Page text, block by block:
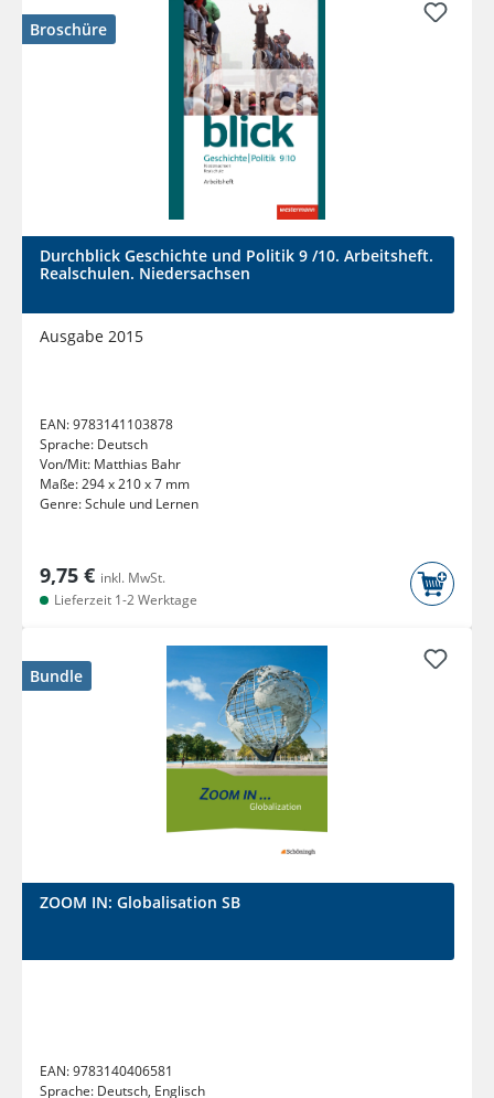
Broschüre
Durchblick Geschichte und Politik 9 /10. Arbeitsheft.
Realschulen. Niedersachsen
Ausgabe 2015
EAN:9783141103878
Sprache: Deutsch
Von/Mit: Matthias Bahr
Maße:294 x 210 x 7 mm
Genre:Schule und Lernen
9,75 € inkl. MwSt.
Lieferzeit 1-2 Werktage
Bundle
ZOOM IN: Globalisation SB
EAN:9783140406581
Sprache: Deutsch, Englisch